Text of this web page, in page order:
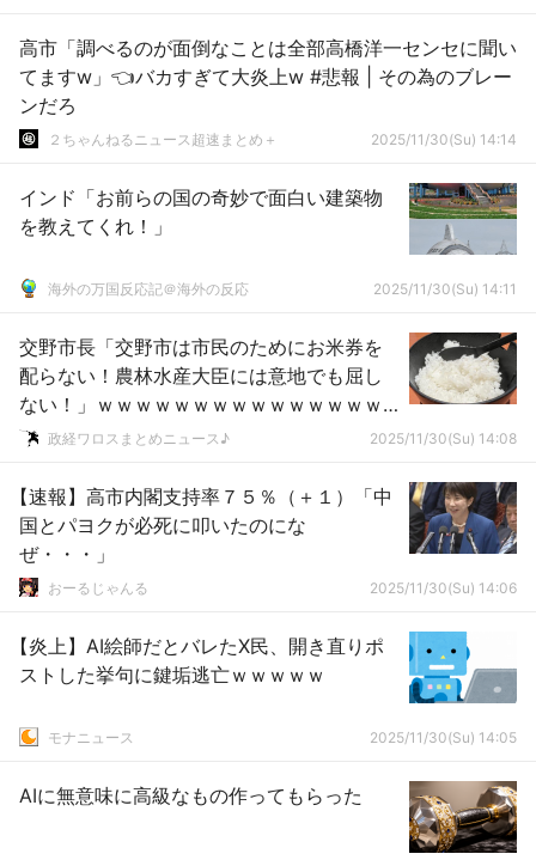
高市「調べるのが面倒なことは全部高橋洋一センセに聞い
てますw」👈バカすぎて大炎上w #悲報 | その為のブレー
ンだろ
２ちゃんねるニュース超速まとめ＋ 2025/11/30(Su) 14:14
インド「お前らの国の奇妙で面白い建築物
を教えてくれ！」
海外の万国反応記＠海外の反応 2025/11/30(Su) 14:11
交野市長「交野市は市民のためにお米券を
配らない！農林水産大臣には意地でも屈し
ない！」ｗｗｗｗｗｗｗｗｗｗｗｗｗｗｗ
ｗｗｗｗｗｗ
政経ワロスまとめニュース♪ 2025/11/30(Su) 14:08
【速報】高市内閣支持率７５％（＋１）「中
国とパヨクが必死に叩いたのにな
ぜ・・・」
おーるじゃんる 2025/11/30(Su) 14:06
【炎上】AI絵師だとバレたX民、開き直りポ
ストした挙句に鍵垢逃亡ｗｗｗｗｗ
モナニュース 2025/11/30(Su) 14:05
AIに無意味に高級なもの作ってもらった